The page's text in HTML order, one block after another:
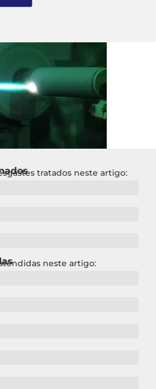
tratados neste artigo:
neste artigo: